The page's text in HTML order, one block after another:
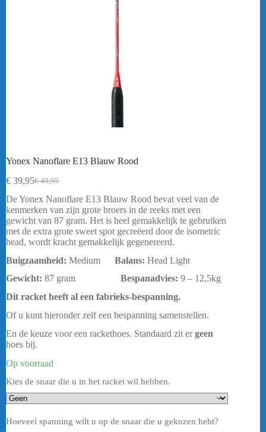
Yonex Nanoflare E13 Blauw Rood
€49,95
Oorspronkelijke
prijs
was:
€ 49,95.
€ 39,95Huidige
prijs
is:
€ 39,95.
De Yonex Nanoflare E13 Blauw Rood bevat veel van de
kenmerken van zijn grote broers in de reeks met een
gewicht van 87 gram. Het is heel gemakkelijk te gebruiken
met de extra grote sweet spot gecreëerd door de isometric
head, wordt kracht gemakkelijk gegenereerd.
Buigzaamheid: Medium Balans: Head Light
Gewicht: 87 gram Bespanadvies: 9 – 12,5kg
Dit racket heeft al een fabrieks-bespanning.
Of u kunt hieronder zelf een bespanning samenstellen.
En de keuze voor een rackethoes. Standaard zit ergeen
hoes bij.
Op voorraad
Kies de snaar die u in het racket wil hebben.
Hoeveel spanning wilt u op de snaar die u gekozen hebt?